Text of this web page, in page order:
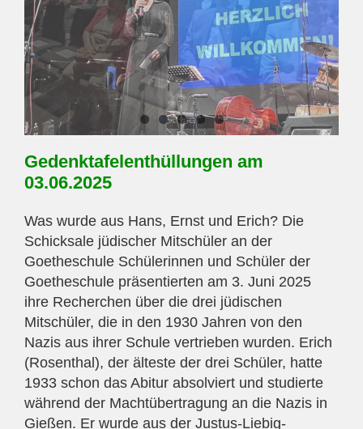
Gedenktafelenthüllungen am
03.06.2025
Was wurde aus Hans, Ernst und Erich? Die
Schicksale jüdischer Mitschüler an der
Goetheschule Schülerinnen und Schüler der
Goetheschule präsentierten am 3. Juni 2025
ihre Recherchen über die drei jüdischen
Mitschüler, die in den 1930 Jahren von den
Nazis aus ihrer Schule vertrieben wurden. Erich
(Rosenthal), der älteste der drei Schüler, hatte
1933 schon das Abitur absolviert und studierte
während der Machtübertragung an die Nazis in
Gießen. Er wurde aus der Justus-Liebig-